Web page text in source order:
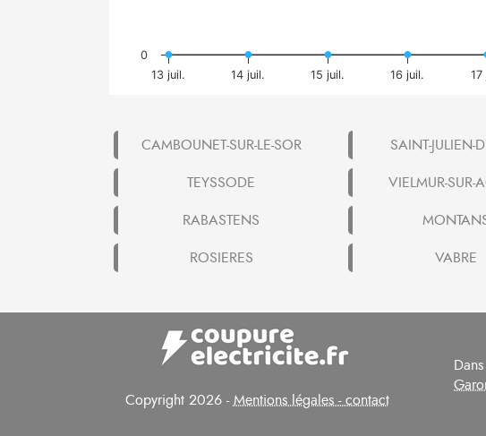
13 juil. 14 juil. 15 juil. 16 juil. 17
0
CAMBOUNET-SUR-LE-SOR SAINT-JULIEN-
TEYSSODE
VIELMUR-SUR-
RABASTENS
ROSIERES
VABRE
Copyright 2026 -Mentions légales - contact